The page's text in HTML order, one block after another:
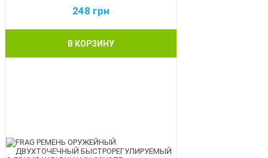
248 грн
В КОРЗИНУ